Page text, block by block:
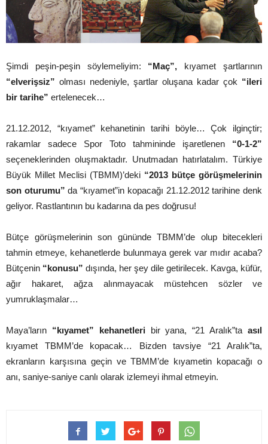
Şimdi peşin-peşin söylemeliyim: “Maç”, kıyamet şartlarının
“elverişsiz” olması nedeniyle, şartlar oluşana kadar çok “ileri
bir tarihe” ertelenecek…
21.12.2012, “kıyamet” kehanetinin tarihi böyle… Çok ilginçtir;
rakamlar sadece Spor Toto tahmininde işaretlenen “0-1-2”
seçeneklerinden oluşmaktadır. Unutmadan hatırlatalım. Türkiye
Büyük Millet Meclisi (TBMM)’deki “2013 bütçe görüşmelerinin
son oturumu” da “kıyamet”in kopacağı 21.12.2012 tarihine denk
geliyor. Rastlantının bu kadarına da pes doğrusu!
Bütçe görüşmelerinin son gününde TBMM’de olup bitecekleri
tahmin etmeye, kehanetlerde bulunmaya gerek var mıdır acaba?
Bütçenin “konusu” dışında, her şey dile getirilecek. Kavga, küfür,
ağır hakaret, ağza alınmayacak müstehcen sözler ve
yumruklaşmalar…
Maya’ların “kıyamet” kehanetleribir yana, “21 Aralık”taasıl
kıyamet TBMM’de kopacak… Bizden tavsiye “21 Aralık”ta,
ekranların karşısına geçin ve TBMM’de kıyametin kopacağı o
anı, saniye-saniye canlı olarak izlemeyi ihmal etmeyin.